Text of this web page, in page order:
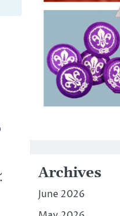
Archives
June 2026